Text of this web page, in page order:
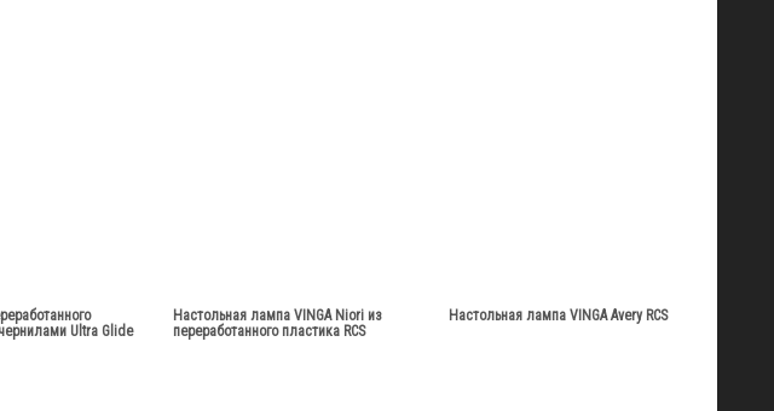
Ultra Glide
Настольная лампа VINGA Niori из
переработанного пластика RCS
Настольная лампа VINGA Avery RCS